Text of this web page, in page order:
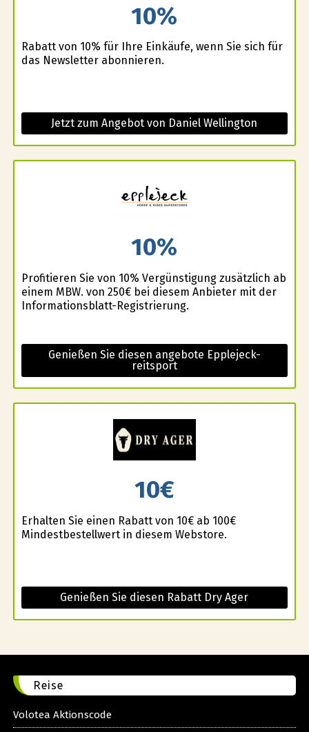
10%
Rabatt von 10% für Ihre Einkäufe, wenn Sie sich für
das Newsletter abonnieren.
Jetzt zum Angebot von Daniel Wellington
10%
Profitieren Sie von 10% Vergünstigung zusätzlich ab
einem MBW. von 250€ bei diesem Anbieter mit der
Informationsblatt-Registrierung.
Genießen Sie diesen angebote Epplejeck-
reitsport
10€
Erhalten Sie einen Rabatt von 10€ ab 100€
Mindestbestellwert in diesem Webstore.
Genießen Sie diesen Rabatt Dry Ager
Reise
Volotea Aktionscode